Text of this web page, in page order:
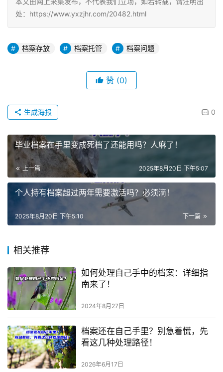
处：https://www.yxzjhr.com/20482.html
档案存放 档案托管 档案问题
赞 (0)
0
生成海报
毕业档案在手里变成死档了还能用吗？人麻了！
上一篇 2025年8月20日 下午5:07
个人持有档案超过两年需要激活吗？必须滴！
下一篇
2025年8月20日 下午5:10
相关推荐
如何处理自己手中的档案：详细指
南来了！
2024年8月27日
档案还在自己手里？别急着慌，先
看这几种处理路径！
2026年6月17日